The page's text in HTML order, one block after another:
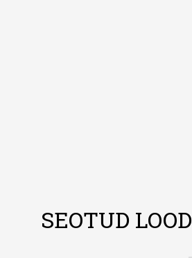
SEOTUD LOOD